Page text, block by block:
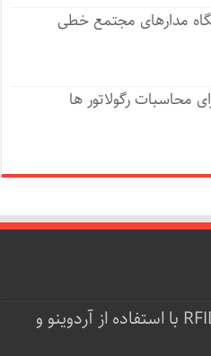
مدارهای مجتمع خطی
محاسبات رگولاتور ها
پروژه قفل‌ درب RFID با استفاده از آردوینو و